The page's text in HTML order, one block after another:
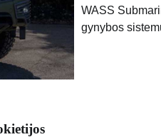
WASS
gynybos